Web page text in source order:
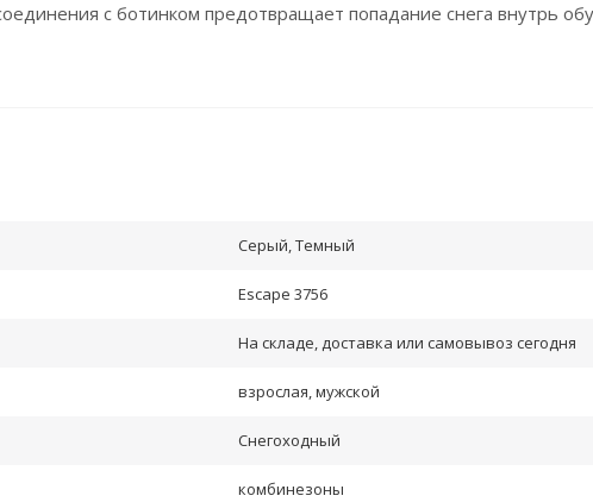
с ботинком предотвращает попадание снега внутрь
Серый, Темный
Escape 3756
На складе, доставка или самовывоз сегодня
взрослая, мужской
Снегоходный
комбинезоны